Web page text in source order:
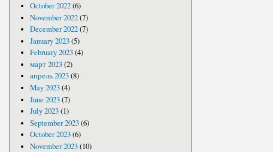
October 2022(6)
November 2022(7)
December 2022(7)
January 2023(5)
February 2023(4)
март 2023(2)
апрель 2023(8)
May 2023(4)
June 2023(7)
July 2023(1)
September 2023(6)
October 2023(6)
November 2023(10)